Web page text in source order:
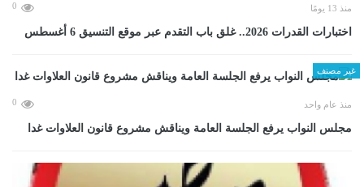
منذ 13 يومًا 0
اختبارات القدرات 2026.. غلق باب التقدم عبر موقع التنسيق 6 أغسطس
غير مصنف
منذ عام واحد 0
مجلس النواب يرفع الجلسة العامة ويناقش مشروع قانون العلاوات غدا